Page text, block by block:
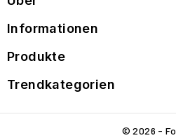
Informationen
Produkte
Trendkategorien
© 2026 -